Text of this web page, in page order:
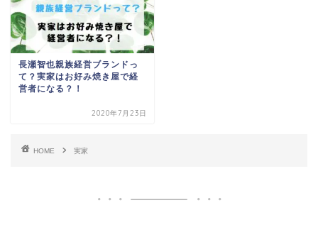
長瀬智也親族経営ブランドっ
て？実家はお好み焼き屋で経
営者になる？！
2020年7月23日
HOME 実家